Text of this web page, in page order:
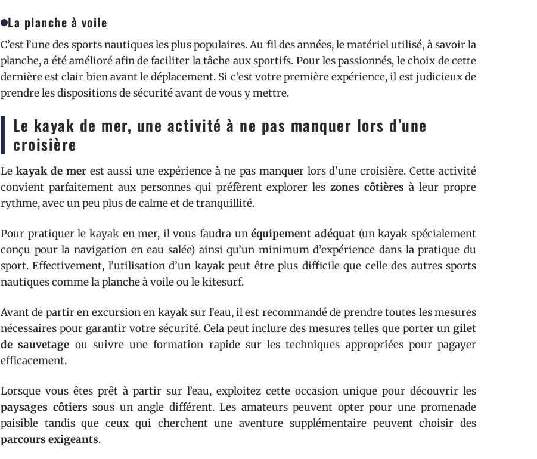
La planche à voile
C’est l’une des sports nautiques les plus populaires. Au fil des années, le matériel utilisé, à savoir la
planche, a été amélioré afin de faciliter la tâche aux sportifs. Pour les passionnés, le choix de cette
dernière est clair bien avant le déplacement. Si c’est votre première expérience, il est judicieux de
prendre les dispositions de sécurité avant de vous y mettre.
Le kayak de mer, une activité à ne pas manquer lors d’une
croisière
Le kayak de merest aussi une expérience à ne pas manquer lors d’une croisière. Cette activité
convient parfaitement aux personnes qui préfèrent explorer leszones côtières à leur propre
rythme, avec un peu plus de calme et de tranquillité.
Pour pratiquer le kayak en mer, il vous faudra unéquipement adéquat (un kayak spécialement
conçu pour la navigation en eau salée) ainsi qu’un minimum d’expérience dans la pratique du
sport. Effectivement, l’utilisation d’un kayak peut être plus difficile que celle des autres sports
nautiques comme la planche à voile ou le kitesurf.
Avant de partir en excursion en kayak sur l’eau, il est recommandé de prendre toutes les mesures
nécessaires pour garantir votre sécurité. Cela peut inclure des mesures telles que porter un gilet
de sauvetage ou suivre une formation rapide sur les techniques appropriées pour pagayer
efficacement.
Lorsque vous êtes prêt à partir sur l’eau, exploitez cette occasion unique pour découvrir les
paysages côtiers sous un angle différent. Les amateurs peuvent opter pour une promenade
paisible tandis que ceux qui cherchent une aventure supplémentaire peuvent choisir des
parcours exigeants.